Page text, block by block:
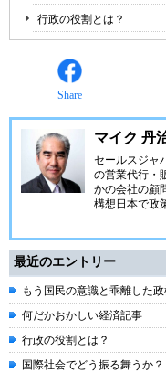
行政の役割とは？
Share
マイク 丹
セールスジャ
の営業代行・
かの会社の顧
構想日本で政
最近のエントリー
もう国民の意識と乖離した
何だかおかしい経済記事
行政の役割とは？
国際社会でどう振る舞うか？